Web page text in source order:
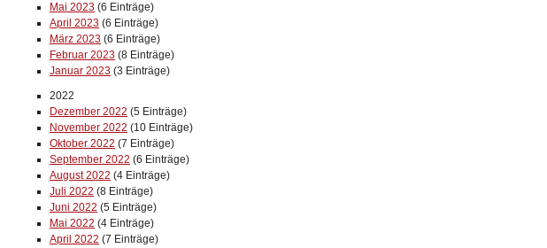
Mai 2023 (6 Einträge)
April 2023 (6 Einträge)
März 2023 (6 Einträge)
Februar 2023 (8 Einträge)
Januar 2023 (3 Einträge)
2022
Dezember 2022 (5 Einträge)
November 2022 (10 Einträge)
Oktober 2022 (7 Einträge)
September 2022 (6 Einträge)
August 2022 (4 Einträge)
Juli 2022 (8 Einträge)
Juni 2022 (5 Einträge)
Mai 2022 (4 Einträge)
April 2022 (7 Einträge)